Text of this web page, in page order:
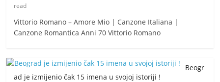
read
Vittorio Romano – Amore Mio | Canzone Italiana |
Canzone Romantica Anni 70 Vittorio Romano
Beogr
ad je izmijenio čak 15 imena u svojoj istoriji !